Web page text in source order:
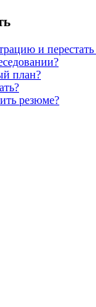
и перестать
план?
резюме?